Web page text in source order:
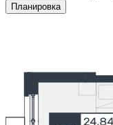
Планировка